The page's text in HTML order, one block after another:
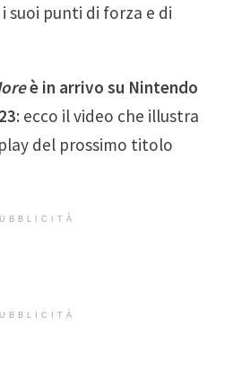
suoi punti di forza e di
è in arrivo su Nintendo
: ecco il video che illustra
del prossimo titolo